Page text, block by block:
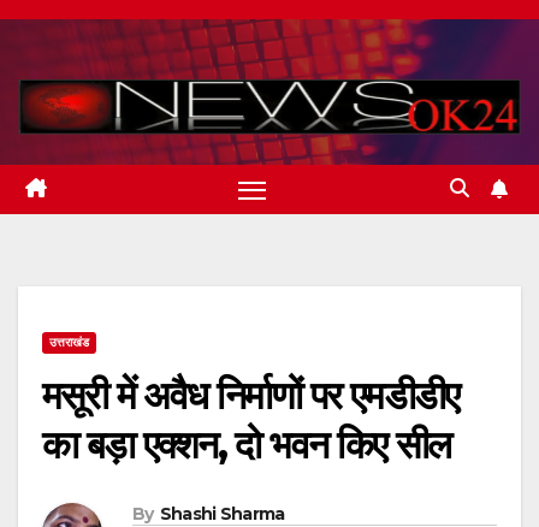
Skip
content
उत्तराखंड
मसूरी में अवैध निर्माणों पर एमडीडीए
का बड़ा एक्शन, दो भवन किए सील
By Shashi Sharma